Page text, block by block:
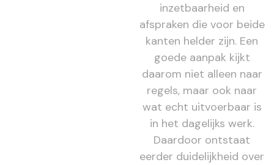
inzetbaarheid en
afspraken die voor beide
kanten helder zijn. Een
goede aanpak kijkt
daarom niet alleen naar
regels, maar ook naar
wat echt uitvoerbaar is
in het dagelijks werk.
Daardoor ontstaat
eerder duidelijkheid over